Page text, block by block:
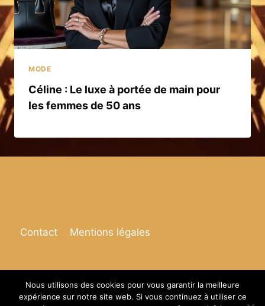
MODE
Céline : Le luxe à portée de main pour
les femmes de 50 ans
Contact Mentions légales
Nous utilisons des cookies pour vous garantir la meilleure
expérience sur notre site web. Si vous continuez à utiliser ce